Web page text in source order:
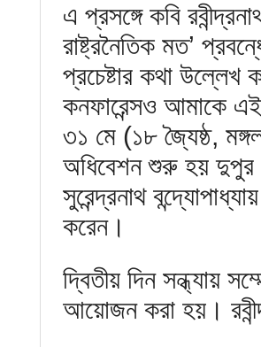
এ প্রসঙ্গে কবি
রাষ্ট্রনৈতিক মত’
প্রচেষ্টার কথা উল্লেখ
কনফারেন্সও আমাকে
৩১ মে (১৮ জ্যৈষ্ঠ,
অধিবেশন শুরু হয় দুপুর
সুরেন্দ্রনাথ
করেন।
দ্বিতীয় দিন সন্ধ্যায়
আয়োজন করা হয়।